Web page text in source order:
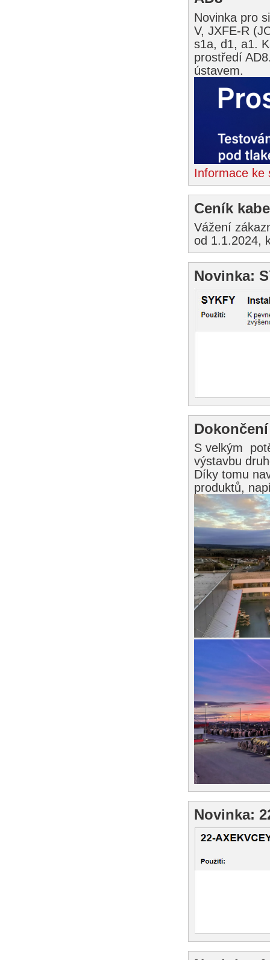
Novinka pro
V, JXFE-R
s1a, d1, a1.
prostředí
ústavem.
Informace ke
Ceník
Vážení
od 1.1.2024,
Novinka:
S velkým
výstavbu
Díky tomu
produktů,
Novinka: